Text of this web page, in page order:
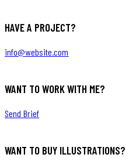
HAVE A PROJECT?
info@website.com
WANT TO WORK WITH ME?
Send Brief
WANT TO BUY ILLUSTRATIONS?